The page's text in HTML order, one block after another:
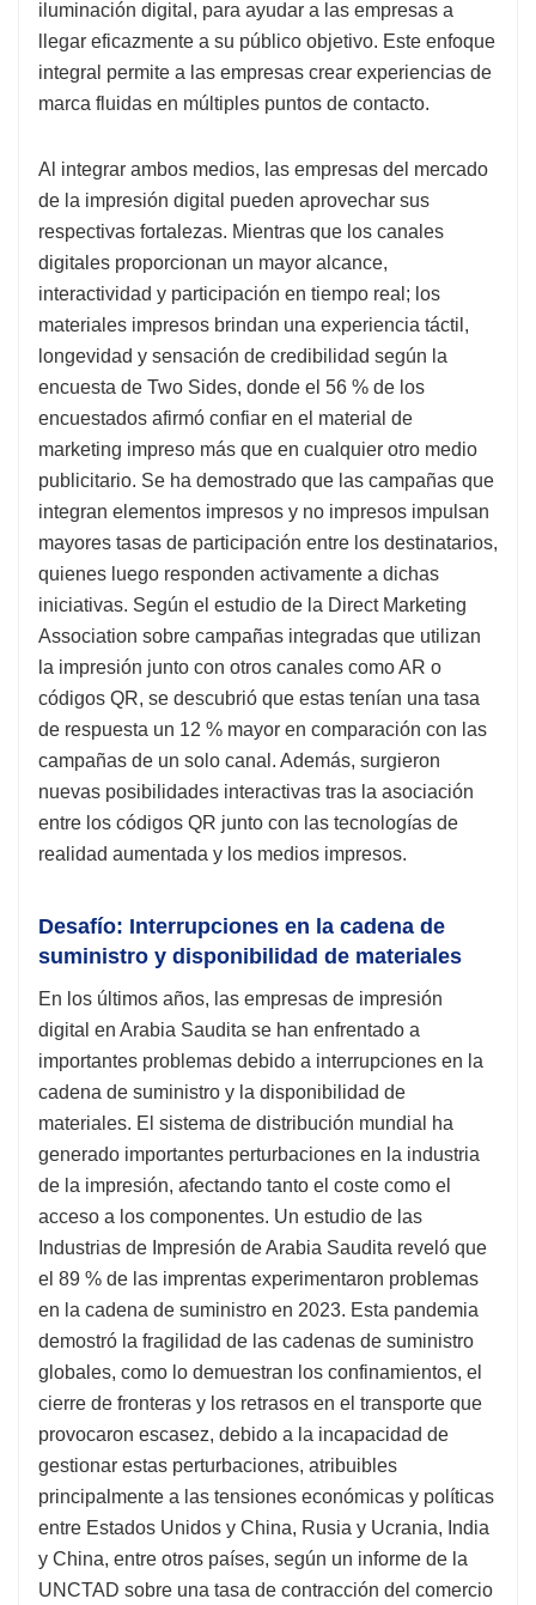
iluminación digital, para ayudar a las empresas a
llegar eficazmente a su público objetivo. Este enfoque
integral permite a las empresas crear experiencias de
marca fluidas en múltiples puntos de contacto.
Al integrar ambos medios, las empresas del mercado
de la impresión digital pueden aprovechar sus
respectivas fortalezas. Mientras que los canales
digitales proporcionan un mayor alcance,
interactividad y participación en tiempo real; los
materiales impresos brindan una experiencia táctil,
longevidad y sensación de credibilidad según la
encuesta de Two Sides, donde el 56 % de los
encuestados afirmó confiar en el material de
marketing impreso más que en cualquier otro medio
publicitario. Se ha demostrado que las campañas que
integran elementos impresos y no impresos impulsan
mayores tasas de participación entre los destinatarios,
quienes luego responden activamente a dichas
iniciativas. Según el estudio de la Direct Marketing
Association sobre campañas integradas que utilizan
la impresión junto con otros canales como AR o
códigos QR, se descubrió que estas tenían una tasa
de respuesta un 12 % mayor en comparación con las
campañas de un solo canal. Además, surgieron
nuevas posibilidades interactivas tras la asociación
entre los códigos QR junto con las tecnologías de
realidad aumentada y los medios impresos.
Desafío: Interrupciones en la cadena de
suministro y disponibilidad de materiales
En los últimos años, las empresas de impresión
digital en Arabia Saudita se han enfrentado a
importantes problemas debido a interrupciones en la
cadena de suministro y la disponibilidad de
materiales. El sistema de distribución mundial ha
generado importantes perturbaciones en la industria
de la impresión, afectando tanto el coste como el
acceso a los componentes. Un estudio de las
Industrias de Impresión de Arabia Saudita reveló que
el 89 % de las imprentas experimentaron problemas
en la cadena de suministro en 2023. Esta pandemia
demostró la fragilidad de las cadenas de suministro
globales, como lo demuestran los confinamientos, el
cierre de fronteras y los retrasos en el transporte que
provocaron escasez, debido a la incapacidad de
gestionar estas perturbaciones, atribuibles
principalmente a las tensiones económicas y políticas
entre Estados Unidos y China, Rusia y Ucrania, India
y China, entre otros países, según un informe de la
UNCTAD sobre una tasa de contracción del comercio